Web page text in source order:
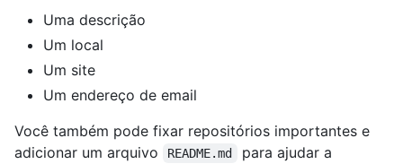
Uma descrição
Um local
Um site
Um endereço de email
Você também pode fixar repositórios importantes e
adicionar um arquivo
README.md
para ajudar a